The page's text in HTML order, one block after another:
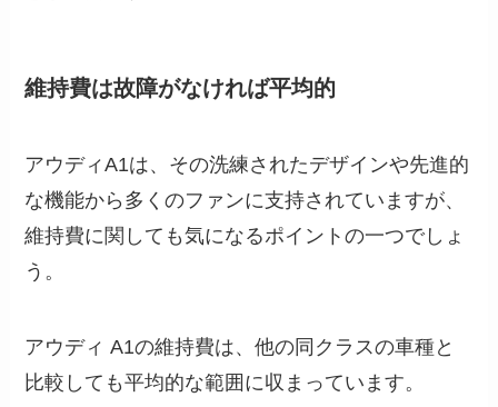
維持費は故障がなければ平均的
アウディA1は、その洗練されたデザインや先進的
な機能から多くのファンに支持されていますが、
維持費に関しても気になるポイントの一つでしょ
う。
アウディ A1の維持費は、他の同クラスの車種と
比較しても平均的な範囲に収まっています。